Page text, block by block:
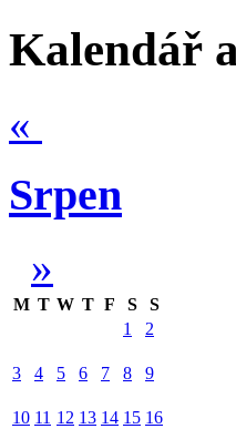
Kalendář
«
Srpen
»
M T W T F S
S
1
2
3 4 5 6 7 8 9
10 11 12 13 14 15 16